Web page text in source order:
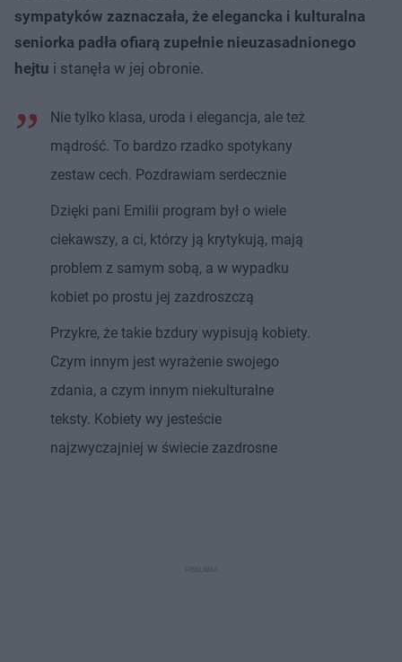
sympatyków zaznaczała, że elegancka i kulturalna
seniorka padła ofiarą zupełnie nieuzasadnionego
hejtu i stanęła w jej obronie.
Nie tylko klasa, uroda i elegancja, ale też
mądrość. To bardzo rzadko spotykany
zestaw cech. Pozdrawiam serdecznie
Dzięki pani Emilii program był o wiele
ciekawszy, a ci, którzy ją krytykują, mają
problem z samym sobą, a w wypadku
kobiet po prostu jej zazdroszczą
Przykre, że takie bzdury wypisują kobiety.
Czym innym jest wyrażenie swojego
zdania, a czym innym niekulturalne
teksty. Kobiety wy jesteście
najzwyczajniej w świecie zazdrosne